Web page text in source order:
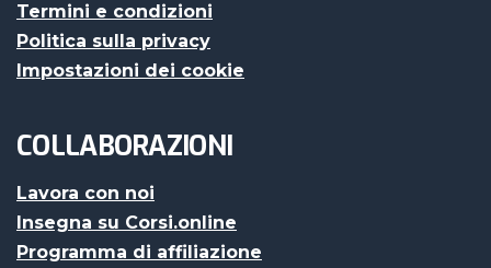
Termini e condizioni
Politica sulla privacy
Impostazioni dei cookie
COLLABORAZIONI
Lavora con noi
Insegna su Corsi.online
Programma di affiliazione